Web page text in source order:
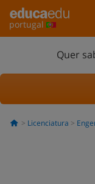
portugal
Quer
Licenciatura